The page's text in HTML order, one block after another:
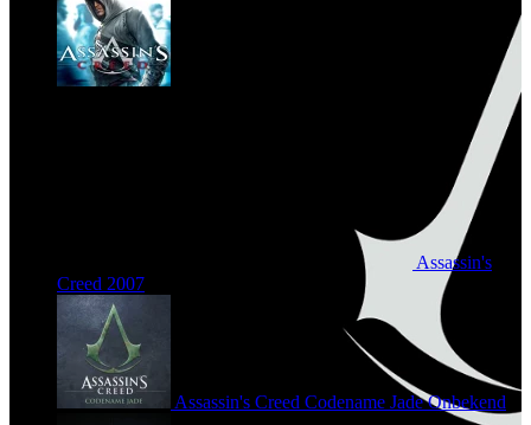
Assassin's
Creed 2007
Assassin's Creed Codename JadeOnbekend